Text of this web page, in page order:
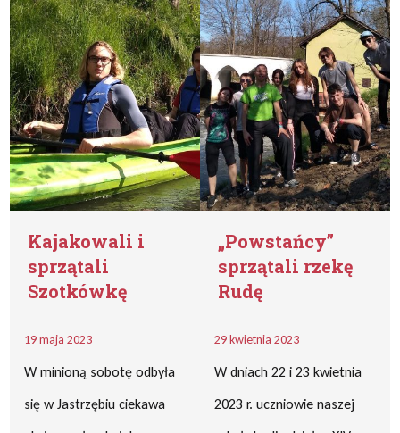
Kajakowali i
sprzątali
Szotkówkę
19 maja 2023
W minioną sobotę odbyła
się w Jastrzębiu ciekawa
„Powstańcy”
sprzątali rzekę
Rudę
29 kwietnia 2023
W dniach 22 i 23 kwietnia
2023 r. uczniowie naszej